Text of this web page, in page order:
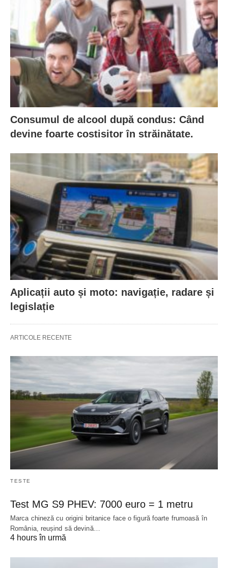
Consumul de alcool după condus: Când
devine foarte costisitor în străinătate.
Aplicații auto și moto: navigație, radare și
legislație
ARTICOLE RECENTE
TESTE
Test MG S9 PHEV: 7000 euro = 1 metru
Marca chineză cu origini britanice face o figură foarte frumoasă în
România, reușind să devină…
4 hours în urmă